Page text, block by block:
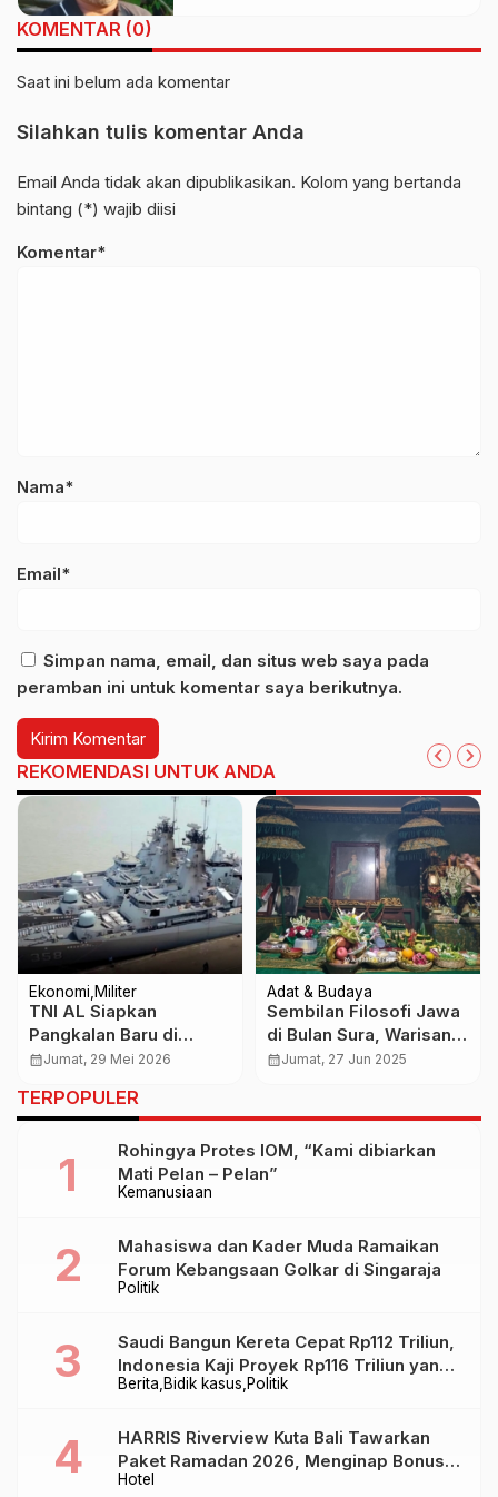
KOMENTAR (0)
Saat ini belum ada komentar
Silahkan tulis komentar Anda
Email Anda tidak akan dipublikasikan. Kolom yang bertanda
bintang (*) wajib diisi
Komentar*
Nama*
Email*
Simpan nama, email, dan situs web saya pada
peramban ini untuk komentar saya berikutnya.
REKOMENDASI UNTUK ANDA
Ekonomi Militer
TNI AL Siapkan
Pangkalan Baru di
Wanam, Perkuat
Dorong Ekonomi Papua
Selatan
calendar_monthJumat, 29 Mei 2026
Adat & Budaya
Sembilan Filosofi Jawa
di Bulan Sura, Warisan
Luhur untuk
calendar_monthJumat, 27 Jun 2025
TERPOPULER
Kemanusiaan
Rohingya Protes IOM, “Kami dibiarkan
Mati Pelan – Pelan”
Politik
Mahasiswa dan Kader Muda Ramaikan
Forum Kebangsaan Golkar di Singaraja
Berita Bidik kasus Politik
Saudi Bangun Kereta Cepat Rp112 Triliun,
Indonesia Kaji Proyek Rp116 Triliun yang
Baru Sampai Bandung
Hotel
HARRIS Riverview Kuta Bali Tawarkan
Paket Ramadan 2026, Menginap Bonus
Takjil hingga Bukber Mulai Rp88.888